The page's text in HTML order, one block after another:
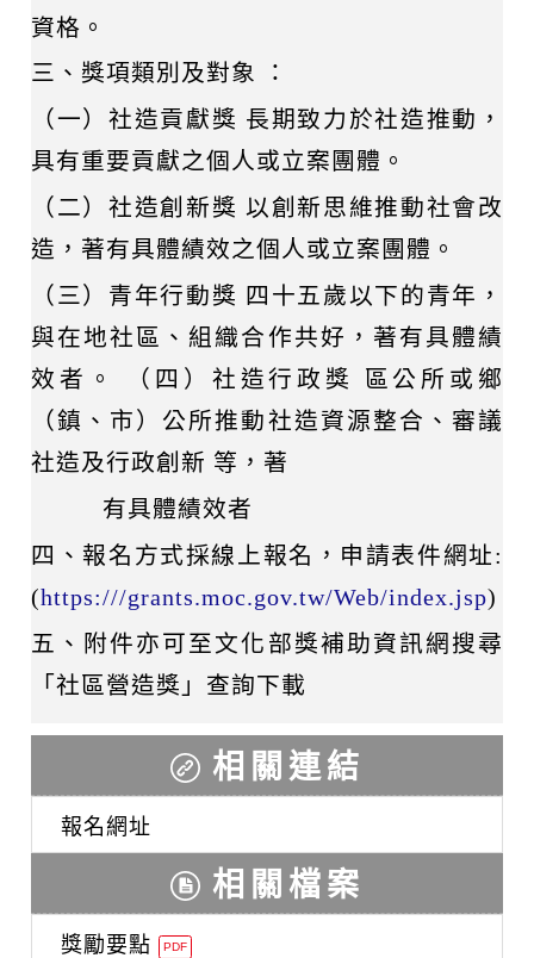
資格。
三、獎項類別及對象 ：
（一）社造貢獻獎 長期致力於社造推動，
具有重要貢獻之個人或立案團體。
（二）社造創新獎 以創新思維推動社會改
造，著有具體績效之個人或立案團體。
（三）青年行動獎 四十五歲以下的青年，
與在地社區、組織合作共好，著有具體績
效者。 （四）社造行政獎 區公所或鄉
（鎮、市）公所推動社造資源整合、審議
社造及行政創新 等，著
有具體績效者
四、報名方式採線上報名，申請表件網址:
(https:///grants.moc.gov.tw/Web/index.jsp)
五、附件亦可至文化部獎補助資訊網搜尋
「社區營造獎」查詢下載
相關連結
報名網址
相關檔案
獎勵要點 PDF